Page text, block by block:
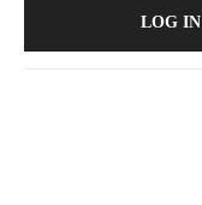
LOG